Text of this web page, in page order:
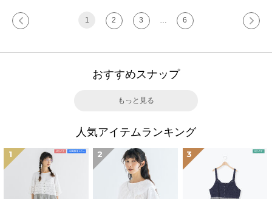
1 2 3 6
おすすめスナップ
もっと見る
人気アイテムランキング
1 2 3